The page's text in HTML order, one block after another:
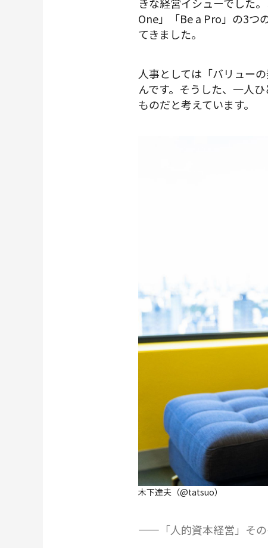
きな経営イシューでした
One」「Be a Pro」の3つ
てきました。
人事としては「バリュー
んです。そうした、一人
ものだと考えています。
木下達夫（@tatsuo）
——「人的資本経営」その